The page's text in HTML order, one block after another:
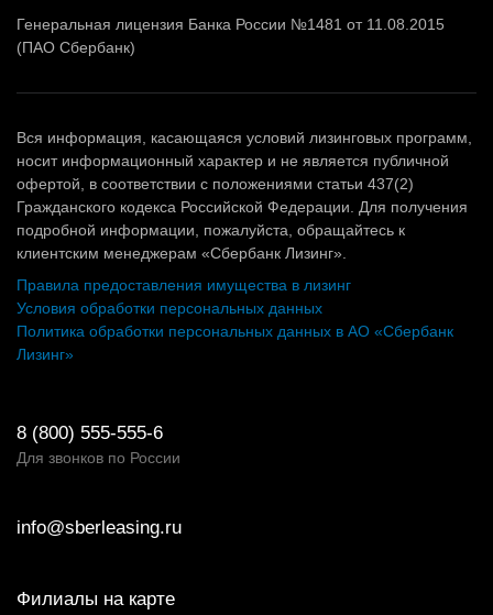
Генеральная лицензия Банка России №1481 от 11.08.2015
(ПАО Сбербанк)
Вся информация, касающаяся условий лизинговых программ,
носит информационный характер и не является публичной
офертой, в соответствии с положениями статьи 437(2)
Гражданского кодекса Российской Федерации. Для получения
подробной информации, пожалуйста, обращайтесь к
клиентским менеджерам «Сбербанк Лизинг».
Правила предоставления имущества в лизинг
Условия обработки персональных данных
Политика обработки персональных данных в АО «Сбербанк
Лизинг»
8 (800) 555-555-6
Для звонков по России
info@sberleasing.ru
Филиалы на карте